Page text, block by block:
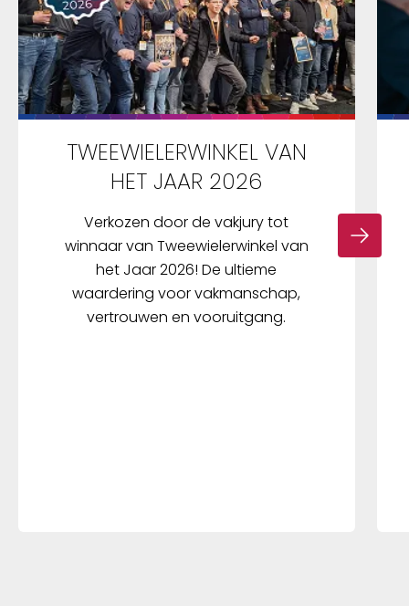
TWEEWIELERWINKEL VAN
HET JAAR 2026
Verkozen door de vakjury tot
winnaar van Tweewielerwinkel van
het Jaar 2026! De ultieme
waardering voor vakmanschap,
vertrouwen en vooruitgang.